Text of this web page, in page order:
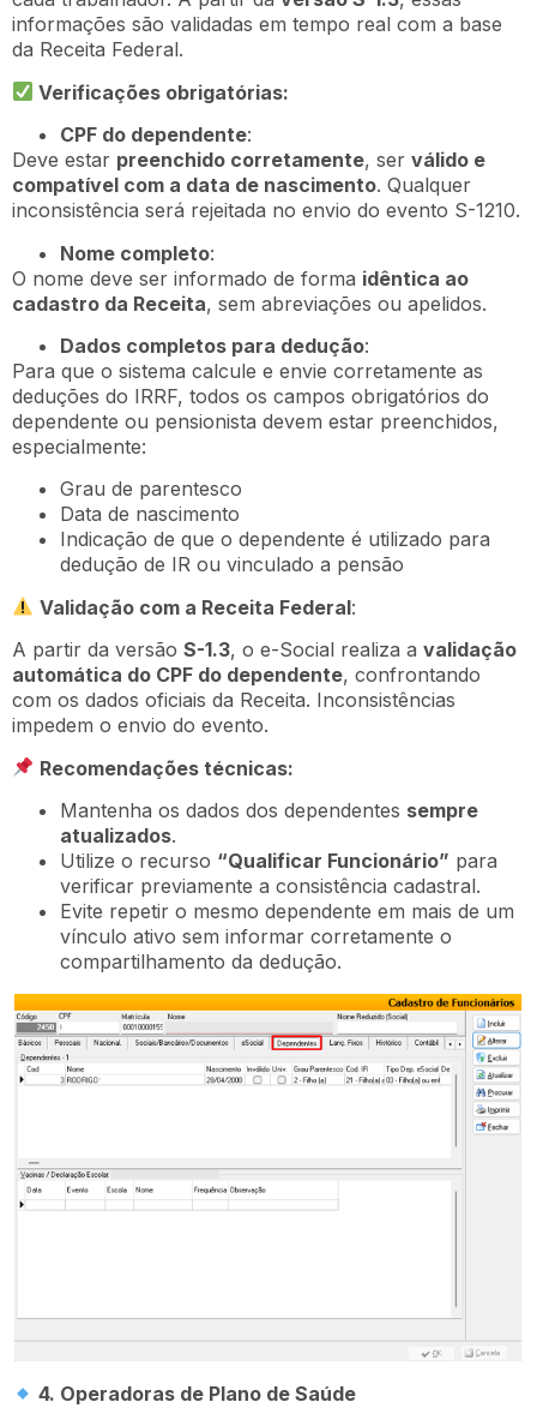
informações são validadas em tempo real com a base
da Receita Federal.
Verificações obrigatórias:
CPF do dependente:
Deve estar preenchido corretamente, ser válido e
compatível com a data de nascimento. Qualquer
inconsistência será rejeitada no envio do evento S-1210.
Nome completo:
O nome deve ser informado de forma idêntica ao
cadastro da Receita, sem abreviações ou apelidos.
Dados completos para dedução:
Para que o sistema calcule e envie corretamente as
deduções do IRRF, todos os campos obrigatórios do
dependente ou pensionista devem estar preenchidos,
especialmente:
Grau de parentesco
Data de nascimento
Indicação de que o dependente é utilizado para
dedução de IR ou vinculado a pensão
Validação com a Receita Federal:
A partir da versão S-1.3, o e-Social realiza a validação
automática do CPF do dependente, confrontando
com os dados oficiais da Receita. Inconsistências
impedem o envio do evento.
Recomendações técnicas:
Mantenha os dados dos dependentes sempre
atualizados.
Utilize o recurso “Qualificar Funcionário” para
verificar previamente a consistência cadastral.
Evite repetir o mesmo dependente em mais de um
vínculo ativo sem informar corretamente o
compartilhamento da dedução.
4. Operadoras de Plano de Saúde